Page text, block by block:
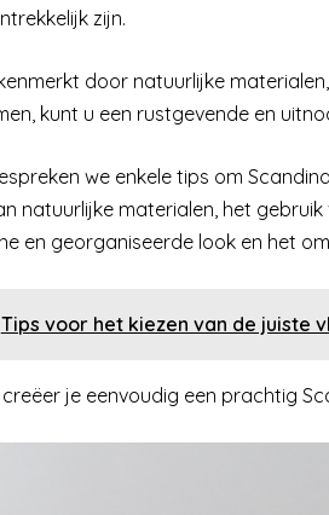
zijn.
door natuurlijke
kunt u een rustgevende en
we enkele tips om
natuurlijke materialen, het
en georganiseerde look en het
Tips voor het kiezen van de juiste
je eenvoudig een prachtig